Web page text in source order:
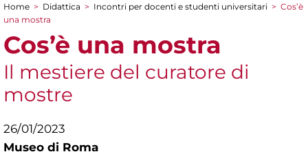
Tu sei qui
Home > Didattica > Incontri per docenti e studenti universitari > Cos’è
una mostra
Cos’è una mostra
Il mestiere del curatore di
mostre
26/01/2023
Museo di Roma